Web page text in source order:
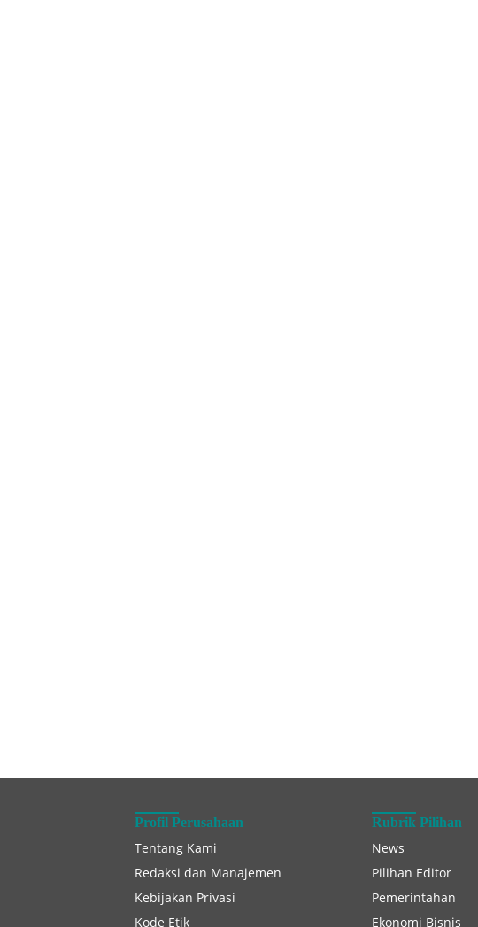
Profil Perusahaan
Tentang Kami
Redaksi dan Manajemen
Kebijakan Privasi
Kode Etik
Rubrik Pilihan
News
Pilihan Editor
Pemerintahan
Ekonomi Bisnis